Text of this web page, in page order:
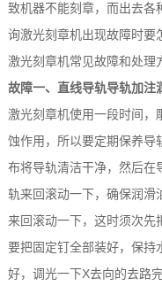
致机器不能刻章，而出去各
询激光刻章机出现故障时要
激光刻章机常见故障和处理
故障一、直线导轨导轨加注
激光刻章机使用一段时间，
蚀作用，所以要定期保养导
布将导轨清洁干净，然后在
轨来回滚动一下，确保润滑
来回滚动一下，这时须次先
要把固定钉全部装好，保持
好，调光一下X去向的去路完